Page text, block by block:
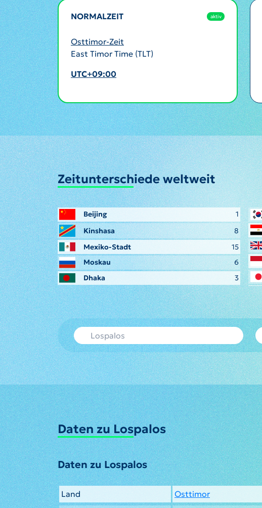
NORMALZEIT aktiv
Osttimor-Zeit
East Timor Time (TLT)
UTC+09:00
Zeitunterschiede weltweit
Beijing
1
Kinshasa
8
Mexiko-Stadt
15
Moskau
6
Dhaka
3
Daten zu Lospalos
Daten zu Lospalos
Land
Osttimor